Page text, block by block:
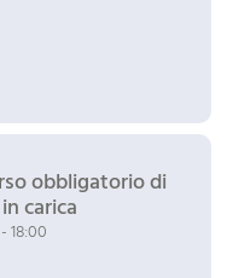
obbligatorio di
carica
18:00